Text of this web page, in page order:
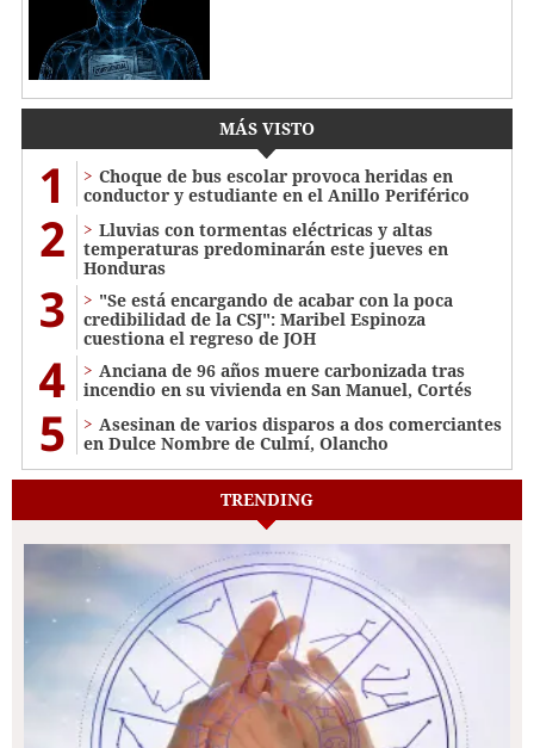
MÁS VISTO
1
Choque de bus escolar provoca heridas en
conductor y estudiante en el Anillo Periférico
2
Lluvias con tormentas eléctricas y altas
temperaturas predominarán este jueves en
Honduras
3
"Se está encargando de acabar con la poca
credibilidad de la CSJ": Maribel Espinoza
cuestiona el regreso de JOH
4
Anciana de 96 años muere carbonizada tras
incendio en su vivienda en San Manuel, Cortés
5
Asesinan de varios disparos a dos comerciantes
en Dulce Nombre de Culmí, Olancho
TRENDING